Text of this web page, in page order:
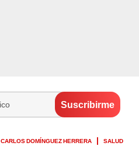
CARLOS DOMÍNGUEZ HERRERA
SALUD